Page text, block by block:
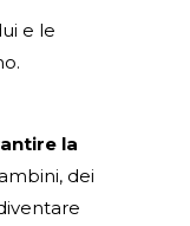
e le
la
dei